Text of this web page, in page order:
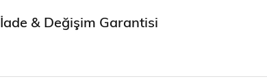
İade & Değişim Garantisi